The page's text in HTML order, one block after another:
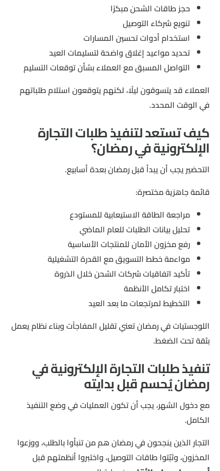
حجز طاقات الشحن مبكرًا
تنويع شركاء التوصيل
استخدام أدوات تحسين المسارات
تحديد مواعيد إغلاق واضحة لتسليمات العيد
التواصل المسبق مع العملاء بشأن توقعات التسليم
العملاء قد يتسوقون ليلًا، لكنهم يتوقعون استلام طلباتهم
في الوقت المحدد.
كيف تستعد لتنفيذ طلبات التجارة
الإلكترونية في رمضان؟
التحضير يجب أن يبدأ قبل رمضان بعدة أسابيع.
قائمة جاهزية مختصرة:
مراجعة الطاقة الاستيعابية للمستودع
تحليل بيانات الطلبات للعام الماضي
رفع مخزون الأمان للمنتجات الأساسية
مواءمة خطط التسويق مع القدرة التشغيلية
تأكيد اتفاقيات شركات الشحن خلال الذروة
اختبار تكامل الأنظمة
التخطيط لمرتجعات ما بعد العيد
اللوجستيات في رمضان تعني تقليل المفاجآت وبناء نظام يعمل
بثقة تحت الضغط.
تنفيذ طلبات التجارة الإلكترونية في
رمضان يُحسم قبل بدايته
مع دخول الشهر، يجب أن تكون العمليات في وضع التنفيذ
الكامل.
التجار الذين ينجحون في رمضان هم من تنبأوا بالطلب، ووزعوا
المخزون، وثبّتوا طاقات التوصيل، واختبروا أنظمتهم قبل